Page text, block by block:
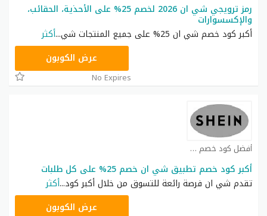
رمز ترويجي شي ان 2026 لخصم 25% على الأحذية، الحقائب،
والإكسسوارات
أكبر كود خصم شي ان 25% على جميع المنتجات شي
...أكثر
عرض الكوبون
No Expires
أفضل كود خصم شي ان كوبون
أكبر كود خصم تطبيق شي ان خصم 25% على كل طلبات
تقدم شي ان فرصة رائعة للتسوق من خلال أكبر كود...أكثر
عرض الكوبون